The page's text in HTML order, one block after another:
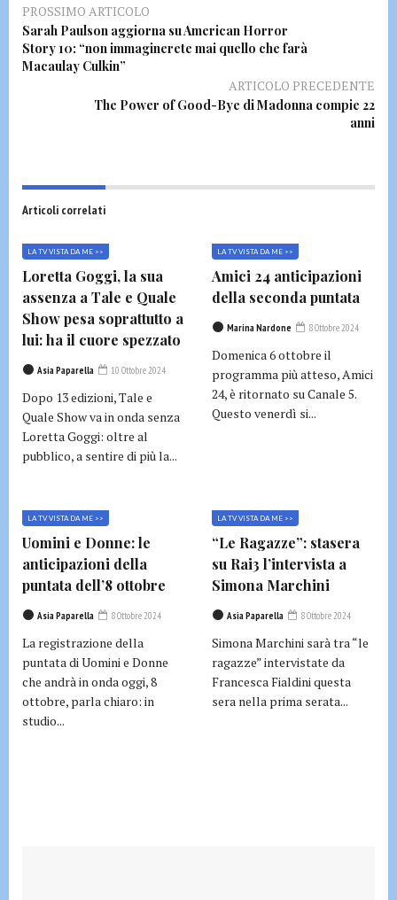
PROSSIMO ARTICOLO
Sarah Paulson aggiorna su American Horror
Story 10: “non immaginerete mai quello che farà
Macaulay Culkin”
ARTICOLO PRECEDENTE
The Power of Good-Bye di Madonna compie 22
anni
Articoli correlati
LA TV VISTA DA ME >>
Loretta Goggi, la sua
assenza a Tale e Quale
Show pesa soprattutto a
lui: ha il cuore spezzato
Asia Paparella 10 Ottobre 2024
Dopo 13 edizioni, Tale e
Quale Show va in onda senza
Loretta Goggi: oltre al
pubblico, a sentire di più la...
LA TV VISTA DA ME >>
Amici 24 anticipazioni
della seconda puntata
Marina Nardone 8 Ottobre 2024
Domenica 6 ottobre il
programma più atteso, Amici
24, è ritornato su Canale 5.
Questo venerdì si...
LA TV VISTA DA ME >>
Uomini e Donne: le
anticipazioni della
puntata dell’8 ottobre
Asia Paparella 8 Ottobre 2024
La registrazione della
puntata di Uomini e Donne
che andrà in onda oggi, 8
ottobre, parla chiaro: in
studio...
LA TV VISTA DA ME >>
“Le Ragazze”: stasera
su Rai3 l’intervista a
Simona Marchini
Asia Paparella 8 Ottobre 2024
Simona Marchini sarà tra “le
ragazze” intervistate da
Francesca Fialdini questa
sera nella prima serata...